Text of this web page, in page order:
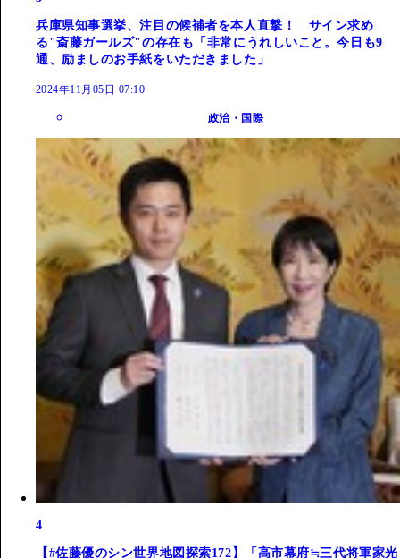
兵庫県知事選挙、注目の候補者を本人直撃！ サイン求め
る"斎藤ガールズ"の存在も「非常にうれしいこと。今日も9
通、励ましのお手紙をいただきました」
2024年11月05日 07:10
政治・国際
4
【#佐藤優のシン世界地図探索172】「高市幕府≒三代将軍家光